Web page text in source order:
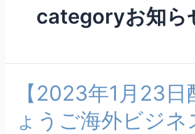
categoryお知ら
【2023年1月23
ょうご海外ビジ